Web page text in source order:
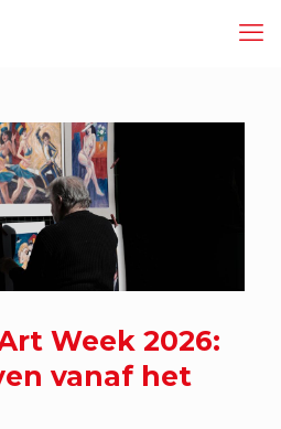
Week 2026:
vanaf het